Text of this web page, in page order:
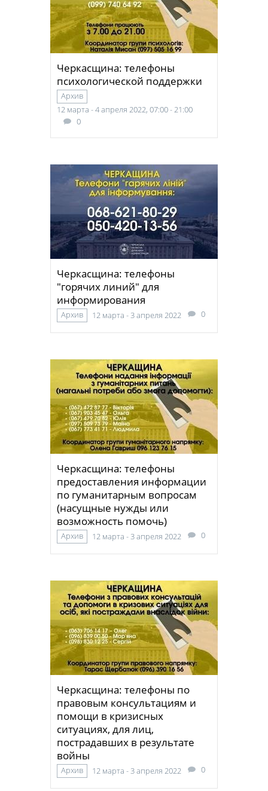
Черкасщина: телефоны
психологической поддержки
Архив
12 марта - 4 апреля 2022, 07:00 - 21:00
0
Черкасщина: телефоны
"горячих линий" для
информирования
Архив 12 марта - 3 апреля 2022 0
Черкасщина: телефоны
предоставления информации
по гуманитарным вопросам
(насущные нужды или
возможность помочь)
Архив 12 марта - 3 апреля 2022 0
Черкасщина: телефоны по
правовым консультациям и
помощи в кризисных
ситуациях, для лиц,
пострадавших в результате
войны
Архив 12 марта - 3 апреля 2022 0